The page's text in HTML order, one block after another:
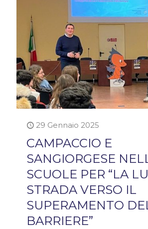
29 Gennaio 2025
CAMPACCIO E
SANGIORGESE
SCUOLE PER “LA
STRADA VERSO IL
SUPERAMENTO
BARRIERE”